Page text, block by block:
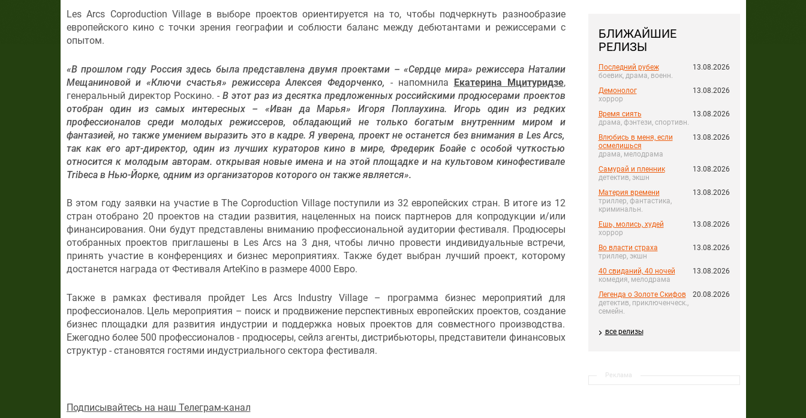
БЛИЖАЙШИЕ
РЕЛИЗЫ
Последний рубеж
боевик, драма, военн.
13.08.2026
Демонолог
хоррор
13.08.2026
Время сиять
драма, фэнтези, спортивн.
13.08.2026
Влюбись в меня, если
осмелишься
драма, мелодрама
13.08.2026
Самурай и пленник
детектив, экшн
13.08.2026
Материя времени
триллер, фантастика,
криминальн.
13.08.2026
Ешь, молись, худей
хоррор
13.08.2026
Во власти страха
триллер, экшн
13.08.2026
40 свиданий, 40 ночей
комедия, мелодрама
13.08.2026
Легенда о Золоте Скифов
детектив, приключенческ.,
семейн.
20.08.2026
все релизы
Реклама
Les Arcs Coproduction Village в выборе проектов ориентируется на то, чтобы подчеркнуть разнообразие
европейского кино с точки зрения географии и соблюсти баланс между дебютантами и режиссерами с
опытом.
«В прошлом году Россия здесь была представлена двумя проектами – «Сердце мира» режиссера Наталии
Мещаниновой и «Ключи счастья» режиссера Алексея Федорченко, - напомнила Екатерина Мцитуридзе,
генеральный директор Роскино. - В этот раз из десятка предложенных российскими продюсерами проектов
отобран один из самых интересных – «Иван да Марья» Игоря Поплаухина. Игорь один из редких
профессионалов среди молодых режиссеров, обладающий не только богатым внутренним миром и
фантазией, но также умением выразить это в кадре. Я уверена, проект не останется без внимания в Les Arcs,
так как его арт-директор, один из лучших кураторов кино в мире, Фредерик Боайе с особой чуткостью
относится к молодым авторам. открывая новые имена и на этой площадке и на культовом кинофестивале
Tribeca в Нью-Йорке, одним из организаторов которого он также является».
В этом году заявки на участие в The Coproduction Village поступили из 32 европейских стран. В итоге из 12
стран отобрано 20 проектов на стадии развития, нацеленных на поиск партнеров для копродукции и/или
финансирования. Они будут представлены вниманию профессиональной аудитории фестиваля. Продюсеры
отобранных проектов приглашены в Les Arcs на 3 дня, чтобы лично провести индивидуальные встречи,
принять участие в конференциях и бизнес мероприятиях. Также будет выбран лучший проект, которому
достанется награда от Фестиваля ArteKino в размере 4000 Евро.
Также в рамках фестиваля пройдет Les Arcs Industry Village – программа бизнес мероприятий для
профессионалов. Цель мероприятия – поиск и продвижение перспективных европейских проектов, создание
бизнес площадки для развития индустрии и поддержка новых проектов для совместного производства.
Ежегодно более 500 профессионалов - продюсеры, сейлз агенты, дистрибьюторы, представители финансовых
структур - становятся гостями индустриального сектора фестиваля.
Подписывайтесь на наш Телеграм-канал